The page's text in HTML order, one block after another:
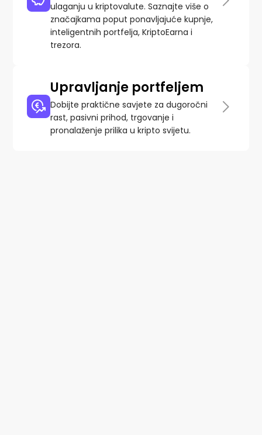
ulaganju u kriptovalute. Saznajte više o
značajkama poput ponavljajuće kupnje,
inteligentnih portfelja, KriptoEarna i
trezora.
Upravljanje portfeljem
Dobijte praktične savjete za dugoročni
rast, pasivni prihod, trgovanje i
pronalaženje prilika u kripto svijetu.